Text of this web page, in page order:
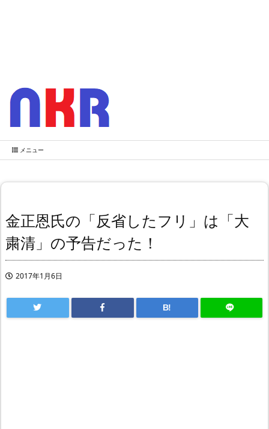
メニュー
金正恩氏の「反省したフリ」は「大
粛清」の予告だった！
2017年1月6日
B!